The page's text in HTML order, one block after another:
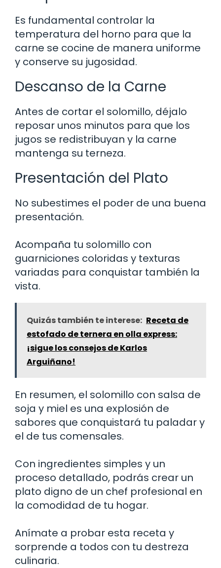
Es fundamental controlar la
temperatura del horno para que la
carne se cocine de manera uniforme
y conserve su jugosidad.
Descanso de la Carne
Antes de cortar el solomillo, déjalo
reposar unos minutos para que los
jugos se redistribuyan y la carne
mantenga su terneza.
Presentación del Plato
No subestimes el poder de una buena
presentación.
Acompaña tu solomillo con
guarniciones coloridas y texturas
variadas para conquistar también la
vista.
Quizás también te interese: Receta de
estofado de ternera en olla express:
¡sigue los consejos de Karlos
Arguiñano!
En resumen, el solomillo con salsa de
soja y miel es una explosión de
sabores que conquistará tu paladar y
el de tus comensales.
Con ingredientes simples y un
proceso detallado, podrás crear un
plato digno de un chef profesional en
la comodidad de tu hogar.
Anímate a probar esta receta y
sorprende a todos con tu destreza
culinaria.